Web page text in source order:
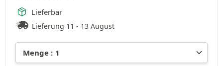
Lieferbar
Lieferung 11 - 13 August